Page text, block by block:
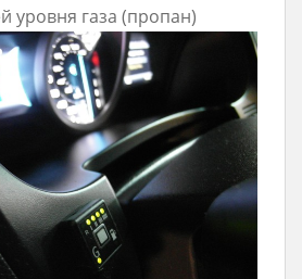
уровня газа (пропан)